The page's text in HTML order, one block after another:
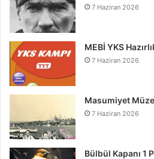
7 Haziran 2026
MEBİ YKS
7 Haziran 2026
Masumiyet
7 Haziran 2026
Bülbül Kapanı 1